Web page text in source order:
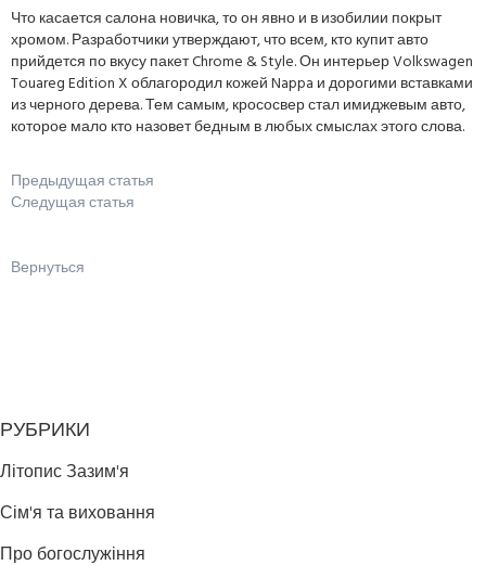
Что касается салона новичка, то он явно и в изобилии покрыт
хромом. Разработчики утверждают, что всем, кто купит авто
прийдется по вкусу пакет Chrome & Style. Он интерьер Volkswagen
Touareg Edition X облагородил кожей Nappa и дорогими вставками
из черного дерева. Тем самым, крососвер стал имиджевым авто,
которое мало кто назовет бедным в любых смыслах этого слова.
Предыдущая статья
Следущая статья
Вернуться
РУБРИКИ
Літопис Зазим'я
Сім'я та виховання
Про богослужіння